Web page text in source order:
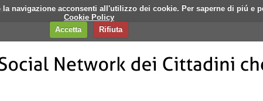
navigazione acconsenti all'utilizzo dei cookie. Per saperne di piú e
Cookie Policy
Accetta
Rifiuta
Banner